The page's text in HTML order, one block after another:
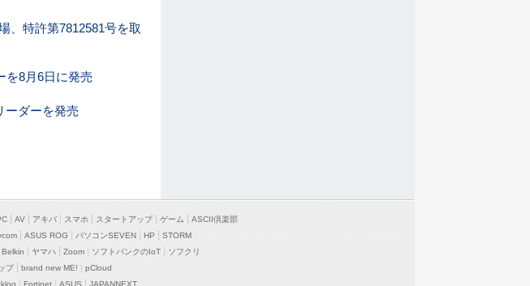
、特許第7812581号を取
を8月6日に発売
ーダーを発売
AV アキバ スマホ スタートアップ ゲーム
ASCII倶楽部
ASUS ROG パソコンSEVEN HP
STORM
Belkin ヤマハ Zoom ソフトバンクのIoT
ソフクリ
プ brand new ME!
pCloud
Fortinet ASUS JAPANNEXT